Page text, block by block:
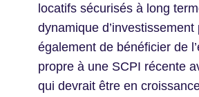
locatifs sécurisés à long
dynamique d’investissement
également de bénéficier de
propre à une SCPI récente
qui devrait être en